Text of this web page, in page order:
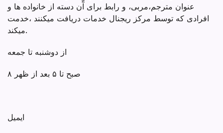
عنوان مترجم،مربی، و رابط برای آّن دسته از خانواده ها و
افرادی که توسط مرکز ریجنال خدمات دریافت میکنند ،خدمت
میکند.